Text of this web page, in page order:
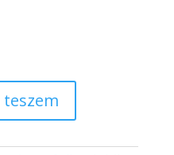
teszem